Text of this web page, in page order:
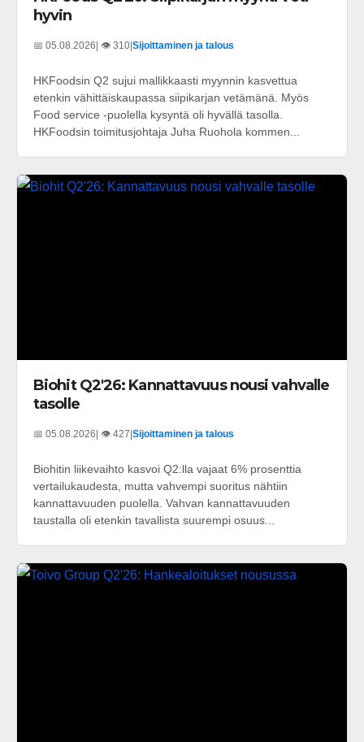
hyvin
📅 05.08.2026| 👁️ 310|Sijoittaminen ja talous
HKFoodsin Q2 sujui mallikkaasti myynnin kasvettua
etenkin vähittäiskaupassa siipikarjan vetämänä. Myös
Food service -puolella kysyntä oli hyvällä tasolla.
HKFoodsin toimitusjohtaja Juha Ruohola kommen...
Biohit Q2'26: Kannattavuus nousi vahvalle
tasolle
📅 05.08.2026 | 👁️ 427 Sijoittaminen ja talous
Biohitin liikevaihto kasvoi Q2:lla vajaat 6% prosenttia
vertailukaudesta, mutta vahvempi suoritus nähtiin
kannattavuuden puolella. Vahvan kannattavuuden
taustalla oli etenkin tavallista suurempi osuus...